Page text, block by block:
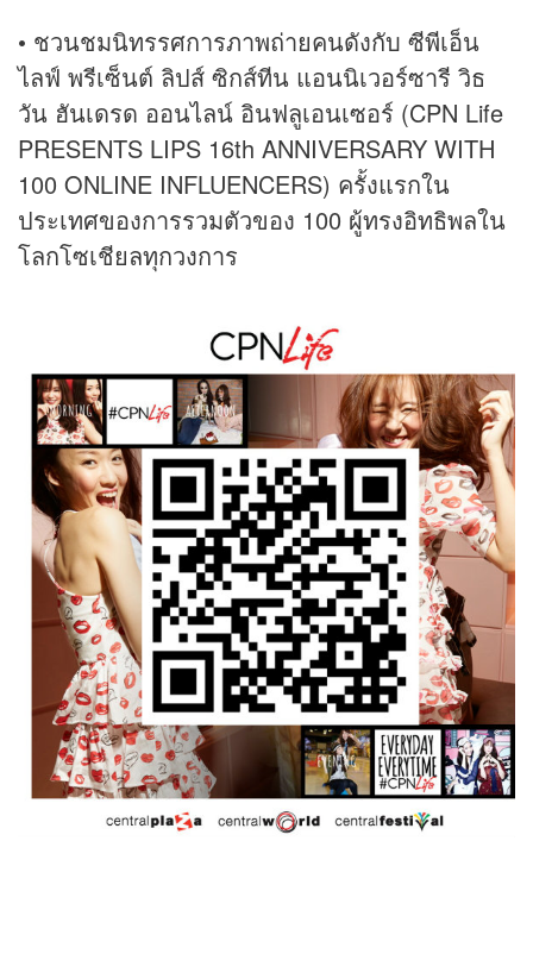
• ชวนชมนิทรรศการภาพถ่ายคนดังกับ ซีพีเอ็น
ไลฟ์ พรีเซ็นต์ ลิปส์ ซิกส์ทีน แอนนิเวอร์ซารี วิธ
วัน ฮันเดรด ออนไลน์ อินฟลูเอนเซอร์ (CPN Life
PRESENTS LIPS 16th ANNIVERSARY WITH
100 ONLINE INFLUENCERS) ครั้งแรกใน
ประเทศของการรวมตัวของ 100 ผู้ทรงอิทธิพลใน
โลกโซเชียลทุกวงการ